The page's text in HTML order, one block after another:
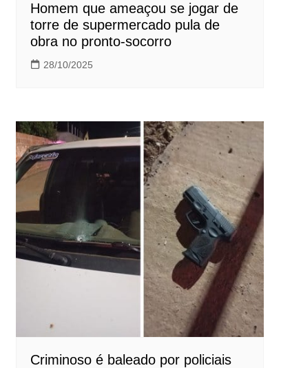
Homem que ameaçou se jogar de
torre de supermercado pula de
obra no pronto-socorro
28/10/2025
Criminoso é baleado por policiais